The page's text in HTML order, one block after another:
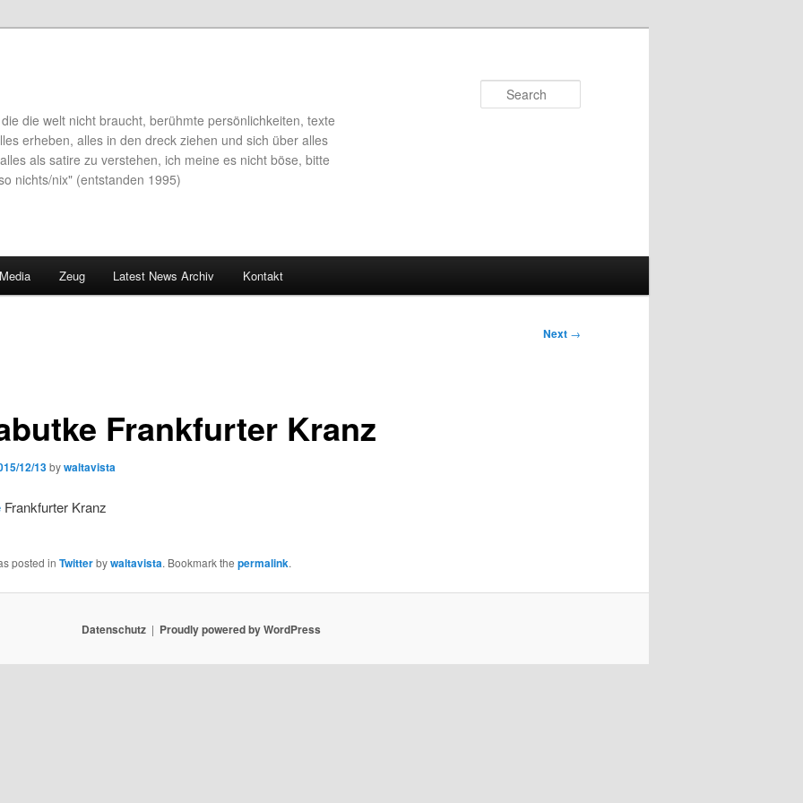
die welt nicht braucht, berühmte persönlichkeiten, texte
erheben, alles in den dreck ziehen und sich über alles
als satire zu verstehen, ich meine es nicht böse, bitte
nichts/nix" (entstanden 1995)
Zeug Latest News Archiv Kontakt
Next →
Frankfurter Kranz
12/13bywaltavista
Frankfurter Kranz
posted in Twitterbywaltavista. Bookmark the permalink.
Datenschutz Proudly powered by WordPress